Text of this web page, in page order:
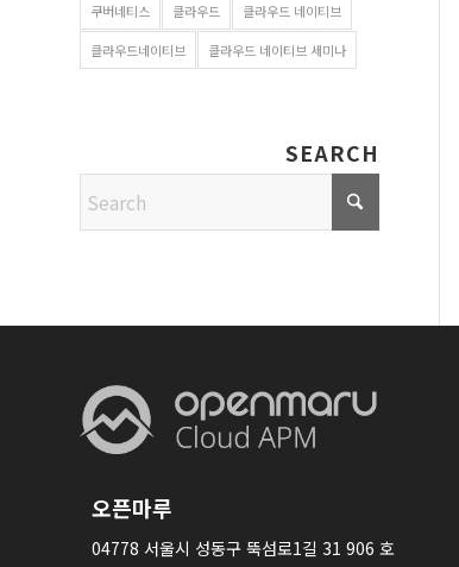
쿠버네티스 클라우드 클라우드 네이티브
클라우드네이티브 클라우드 네이티브 세미나
SEARCH
오픈마루
04778 서울시 성동구 뚝섬로1길 31 906 호